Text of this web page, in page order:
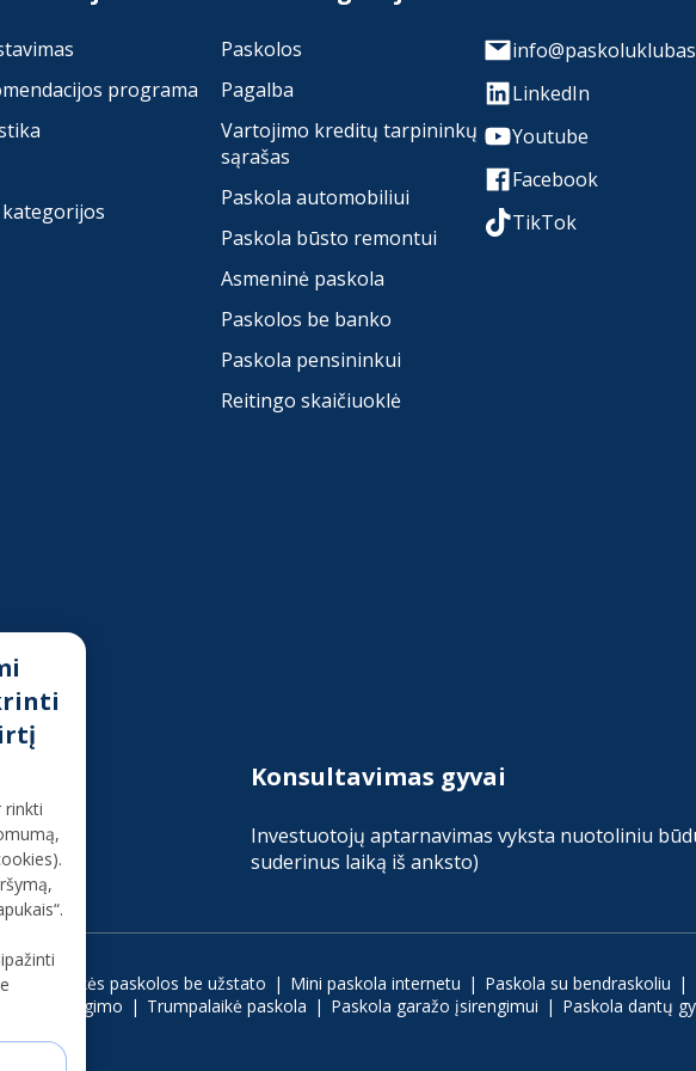
programa
kategorijos
Paskolos
Pagalba
Vartojimo kreditų tarpininkų
sąrašas
Paskola automobiliui
Paskola būsto remontui
Asmeninė paskola
Paskolos be banko
Paskola pensininkui
Reitingo skaičiuoklė
LinkedIn
Youtube
Facebook
TikTok
Konsultavimas gyvai
Investuotojų aptarnavimas vyksta nuotoliniu
suderinus laiką iš anksto)
Ilgalaikės paskolos be užstato Mini paskola internetu Paskola su bendraskoliu
be pabrangimo Trumpalaikė paskola Paskola garažo įsirengimui Paskola dantų
rinkti